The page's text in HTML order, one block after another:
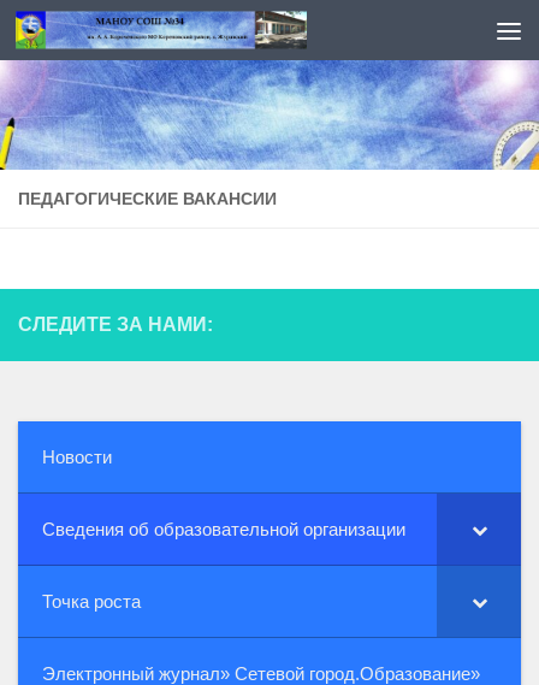
Перейти к содержимому
ПЕДАГОГИЧЕСКИЕ ВАКАНСИИ
СЛЕДИТЕ ЗА НАМИ:
Новости
Сведения об образовательной организации
Точка роста
Электронный журнал» Сетевой город.Образование»